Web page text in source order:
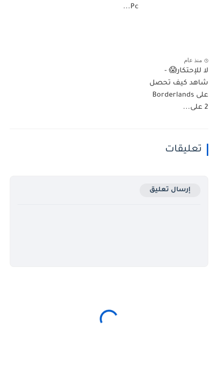
Pc...
منذ عام
لا للإحتكار😱 -
شاهد كيف تحصل
على Borderlands
2 على...
تعليقات
إرسال تعليق